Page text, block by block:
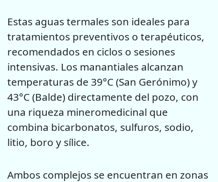
Estas aguas termales son ideales para
tratamientos preventivos o terapéuticos,
recomendados en ciclos o sesiones
intensivas. Los manantiales alcanzan
temperaturas de 39°C (San Gerónimo) y
43°C (Balde) directamente del pozo, con
una riqueza mineromedicinal que
combina bicarbonatos, sulfuros, sodio,
litio, boro y sílice.
Ambos complejos se encuentran en zonas